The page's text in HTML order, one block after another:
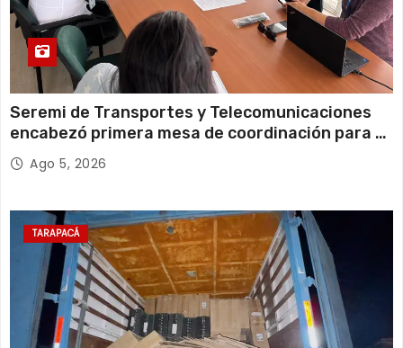
Seremi de Transportes y Telecomunicaciones
encabezó primera mesa de coordinación para el
retiro de cables en desuso en Iquique
Ago 5, 2026
TARAPACÁ